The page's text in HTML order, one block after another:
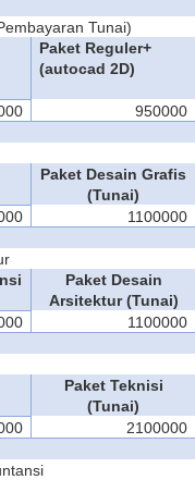
Tunai)
Paket Reguler+
(autocad 2D)
950000
Paket Desain Grafis
(Tunai)
1100000
Paket Desain
Arsitektur (Tunai)
1100000
Paket Teknisi
(Tunai)
2100000